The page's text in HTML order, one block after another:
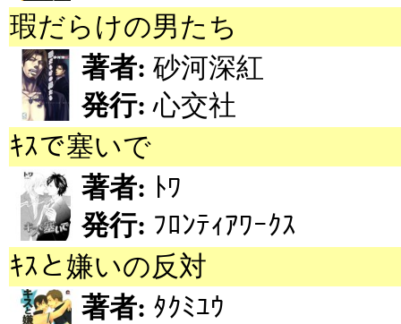
瑕だらけの男たち
著者: 砂河深紅
発行: 心交社
ｷｽで塞いで
著者: ﾄﾜ
発行: ﾌﾛﾝﾃｨｱﾜｰｸｽ
ｷｽと嫌いの反対
著者: ﾀｸﾐﾕｳ